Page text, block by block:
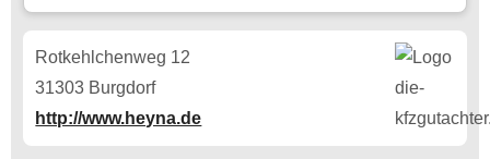
Rotkehlchenweg 12
31303 Burgdorf
http://www.heyna.de